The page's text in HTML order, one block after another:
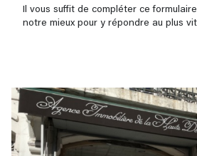
Il vous suffit de compléter ce
notre mieux pour y répondre au plus